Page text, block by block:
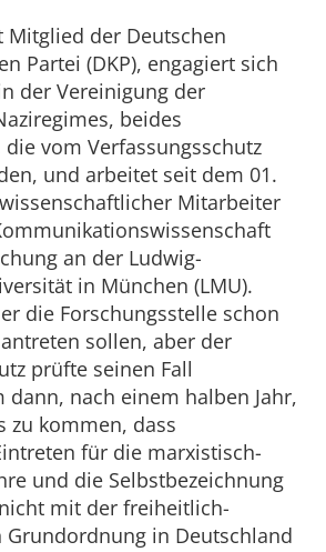
Mitglied der Deutschen
Partei (DKP), engagiert sich
der Vereinigung der
beides
vom Verfassungsschutz
und arbeitet seit dem 01.
Mitarbeiter
an der Ludwig-
in München (LMU).
die Forschungsstelle schon
sollen, aber der
prüfte seinen Fall
dann, nach einem halben Jahr,
zu kommen, dass
für die marxistisch-
und die Selbstbezeichnung
mit der freiheitlich-
Grundordnung in Deutschland